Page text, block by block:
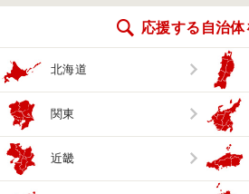
応援する自治体
北海道
関東
近畿